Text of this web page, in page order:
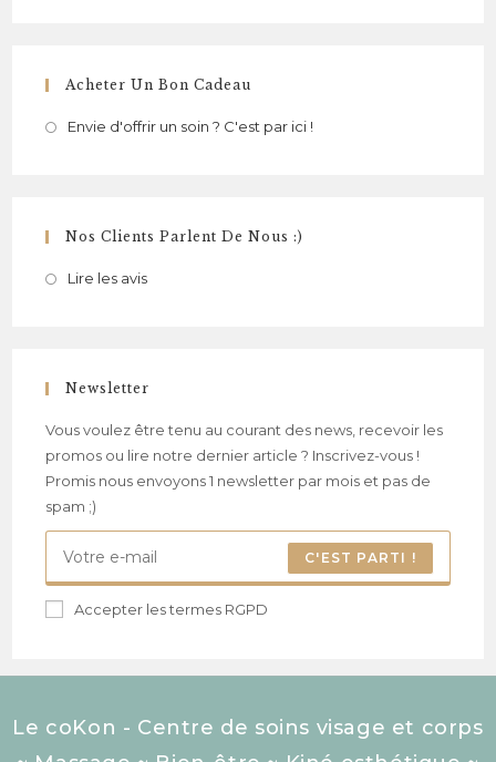
Acheter Un Bon Cadeau
Envie d'offrir un soin ? C'est par ici !
Nos Clients Parlent De Nous :)
Lire les avis
Newsletter
Vous voulez être tenu au courant des news, recevoir les
promos ou lire notre dernier article ? Inscrivez-vous !
Promis nous envoyons 1 newsletter par mois et pas de
spam ;)
C'EST PARTI !
Accepter les termes RGPD
Le coKon - Centre de soins visage et corps